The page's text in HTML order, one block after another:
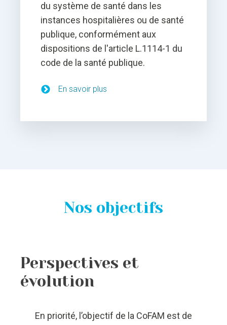
du système de santé dans les
instances hospitalières ou de santé
publique, conformément aux
dispositions de l'article L.1114-1 du
code de la santé publique.
En savoir plus
Nos objectifs
Perspectives et
évolution
En priorité, l’objectif de la CoFAM est de